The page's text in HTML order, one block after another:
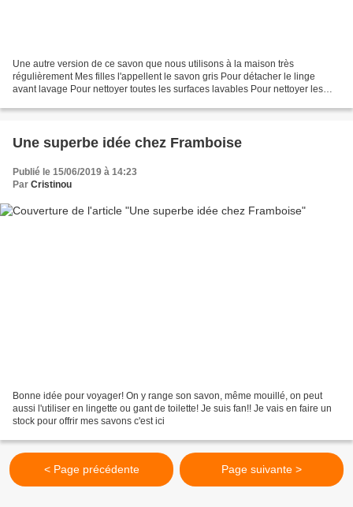
Une autre version de ce savon que nous utilisons à la maison très
régulièrement Mes filles l'appellent le savon gris Pour détacher le linge
avant lavage Pour nettoyer toutes les surfaces lavables Pour nettoyer les
Une superbe idée chez Framboise
Publié le 15/06/2019 à 14:23
Par Cristinou
Bonne idée pour voyager! On y range son savon, même mouillé, on peut
aussi l'utiliser en lingette ou gant de toilette! Je suis fan!! Je vais en faire un
stock pour offrir mes savons c'est ici
< Page précédente Page suivante >